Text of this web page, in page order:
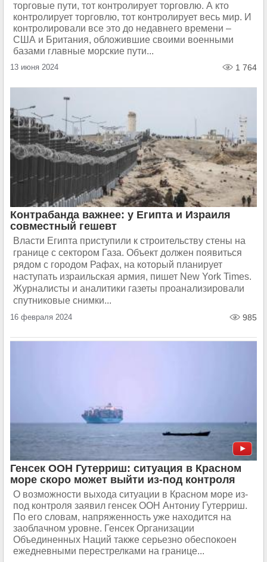
торговые пути, тот контролирует торговлю. А кто
контролирует торговлю, тот контролирует весь мир. И
контролировали все это до недавнего времени –
США и Британия, обложившие своими военными
базами главные морские пути...
13 июня 2024 1 764
Контрабанда важнее: у Египта и Израиля
совместный гешевт
Власти Египта приступили к строительству стены на
границе с сектором Газа. Объект должен появиться
рядом с городом Рафах, на который планирует
наступать израильская армия, пишет New York Times.
Журналисты и аналитики газеты проанализировали
спутниковые снимки...
16 февраля 2024 985
Генсек ООН Гутерриш: ситуация в Красном
море скоро может выйти из-под контроля
О возможности выхода ситуации в Красном море из-
под контроля заявил генсек ООН Антониу Гутерриш.
По его словам, напряженность уже находится на
заоблачном уровне. Генсек Организации
Объединенных Наций также серьезно обеспокоен
ежедневными перестрелками на границе...